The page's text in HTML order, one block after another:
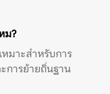
ม?
มาะสำหรับการ
การย้ายถิ่นฐาน